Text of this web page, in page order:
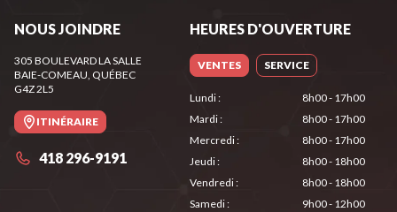
NOUS JOINDRE
305 BOULEVARD LA SALLE
BAIE-COMEAU, QUÉBEC
G4Z 2L5
ITINÉRAIRE
418 296-9191
HEURES D'OUVERTURE
VENTES SERVICE
Lundi:
8h00 - 17h00
Mardi:
8h00 - 17h00
Mercredi:
8h00 - 17h00
Jeudi:
8h00 - 18h00
Vendredi:
8h00 - 18h00
Samedi: 9h00 - 12h00